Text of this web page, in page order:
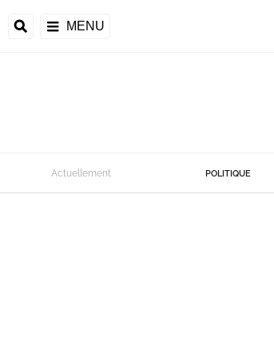
MENU
Actuellement POLITIQUE